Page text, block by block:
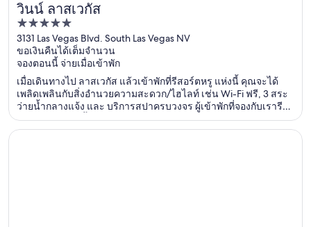
วินน์ ลาสเวกัส
5
out
of
5
3131 Las Vegas Blvd. South Las Vegas NV
ขอเงินคืนได้เต็มจำนวน
จองตอนนี้ จ่ายเมื่อเข้าพัก
เมื่อเดินทางไป ลาสเวกัส แล้วเข้าพักที่รีสอร์ตหรู แห่งนี้ คุณจะได้
เพลิดเพลินกับสิ่งอำนวยความสะดวก/ไฮไลท์ เช่น Wi-Fi ฟรี, 3 สระ
ว่ายน้ำกลางแจ้ง และ บริการสปาครบวงจร ผู้เข้าพักที่จองกับเรารีวิว
ว่าชอบสระว่ายน้ำและพนักงานเป็นพิเศษ ที่เที่ยวยอดนิยมในบริเวณ
ใกล้เคียง ได้แก่ เดอะ เวเนเชียน คาสิโน และ สเฟียร์
เปิดในหน้าต่างใหม่
ซีซาร์สพาเลซ